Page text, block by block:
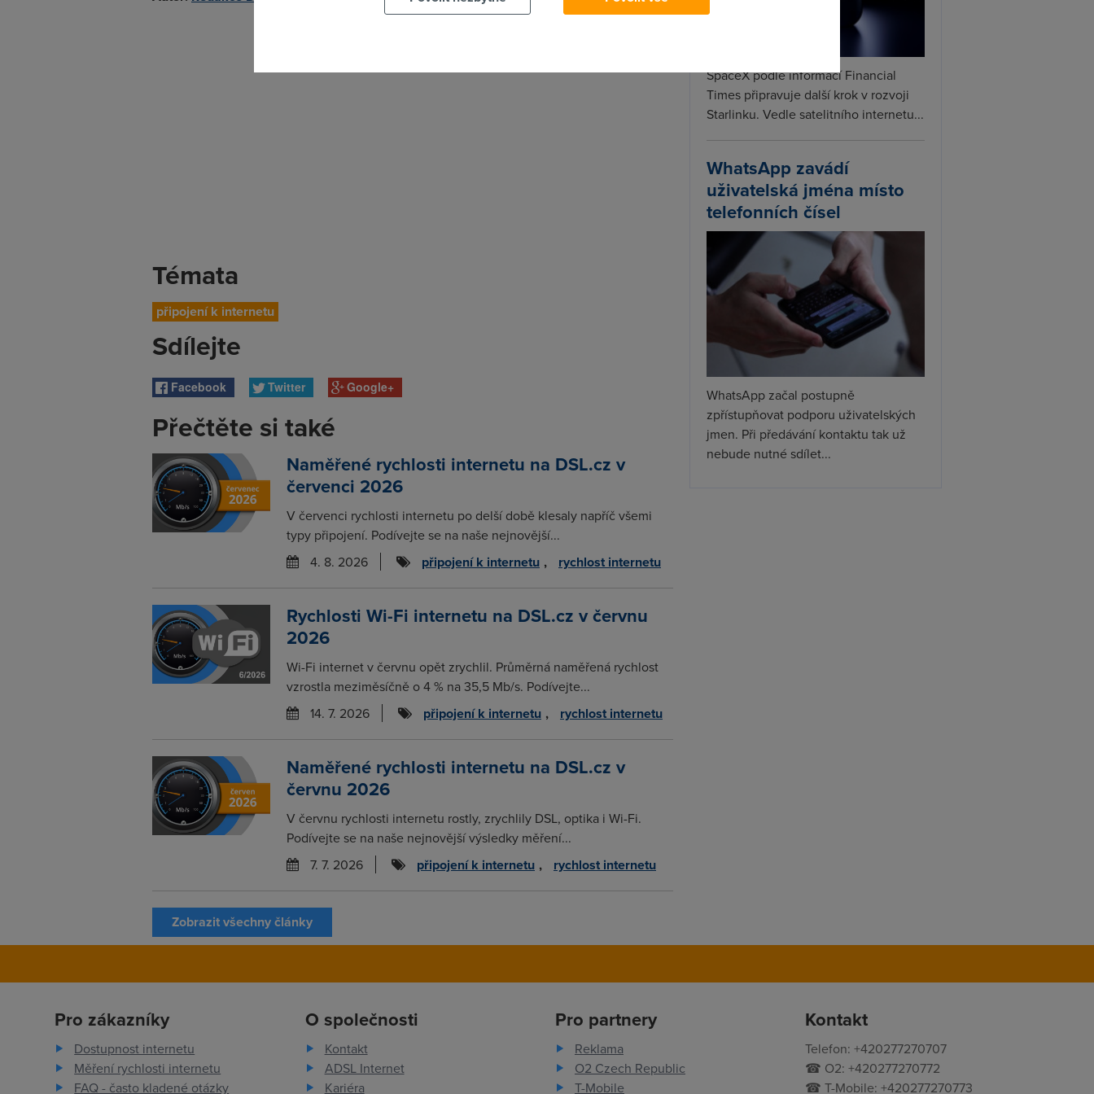
Témata
připojení k internetu
Sdílejte
Facebook Twitter Google+
Přečtěte si také
Naměřené rychlosti internetu na DSL.cz v
červenci 2026
V červenci rychlosti internetu po delší době klesaly napříč všemi
typy připojení. Podívejte se na naše nejnovější...
4. 8. 2026
připojení k internetu , rychlost internetu
Rychlosti Wi-Fi internetu na DSL.cz v červnu
2026
Wi-Fi internet v červnu opět zrychlil. Průměrná naměřená rychlost
vzrostla meziměsíčně o 4 % na 35,5 Mb/s. Podívejte...
14. 7. 2026
připojení k internetu , rychlost internetu
Naměřené rychlosti internetu na DSL.cz v
červnu 2026
V červnu rychlosti internetu rostly, zrychlily DSL, optika i Wi-Fi.
Podívejte se na naše nejnovější výsledky měření...
7. 7. 2026
připojení k internetu , rychlost internetu
Zobrazit všechny články
SpaceX podle informací Financial
Times připravuje další krok v rozvoji
Starlinku. Vedle satelitního internetu...
WhatsApp zavádí
uživatelská jména místo
telefonních čísel
WhatsApp začal postupně
zpřístupňovat podporu uživatelských
jmen. Při předávání kontaktu tak už
nebude nutné sdílet...
Pro zákazníky
Dostupnost internetu
Měření rychlosti internetu
FAQ - často kladené otázky
O společnosti
Kontakt
ADSL Internet
Kariéra
Pro partnery
Reklama
O2 Czech Republic
T-Mobile
Kontakt
Telefon: +420277270707
☎ O2: +420277270772
☎ T-Mobile: +420277270773